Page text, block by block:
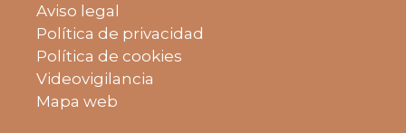
Aviso legal
Política de privacidad
Política de cookies
Videovigilancia
Mapa web